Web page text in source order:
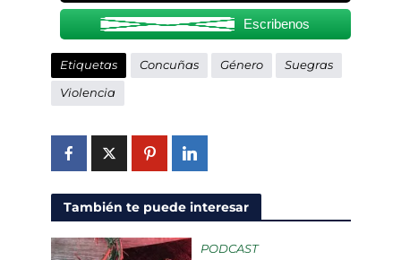
Escribenos
Etiquetas Concuñas Género Suegras
Violencia
También te puede interesar
PODCAST